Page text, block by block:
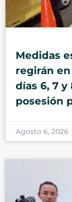
Medidas
regirán
días 6, 7
posesión
Agosto 6, 2026